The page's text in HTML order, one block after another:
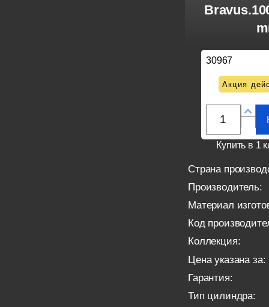
30967
Акция
Купить в 1
Страна
Производитель:
Материал
Код
Коллекция:
Цена указана за:
Гарантия:
Тип цилиндра: